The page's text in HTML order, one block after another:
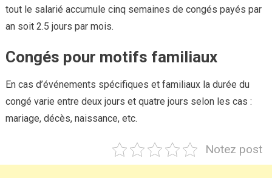
tout le salarié accumule cinq semaines de congés payés par
an soit 2.5 jours par mois.
Congés pour motifs familiaux
En cas d’événements spécifiques et familiaux la durée du
congé varie entre deux jours et quatre jours selon les cas :
mariage, décès, naissance, etc.
Notez post